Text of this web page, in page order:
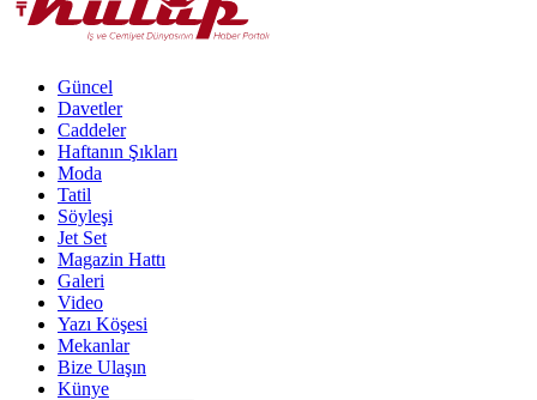
Güncel
Davetler
Caddeler
Haftanın Şıkları
Moda
Tatil
Söyleşi
Jet Set
Magazin Hattı
Galeri
Video
Yazı Köşesi
Mekanlar
Bize Ulaşın
Künye